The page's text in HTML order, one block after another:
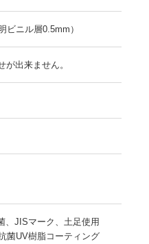
ビニル層0.5mm）
が出来ません。
、JISマーク、土足使用
菌UV樹脂コーティング